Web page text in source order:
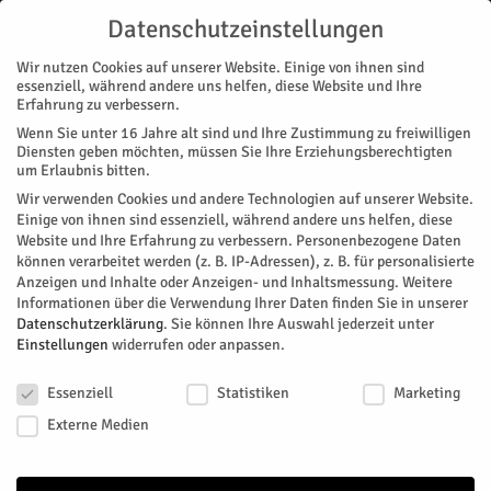
Start
« Alle Veranstaltungen
Diese Veranstaltung hat bereits stattgefunden.
Salingia-Cup 2026 in Barmen
Datenschutzeinstellungen
Wir nutzen Cookies auf unserer Website. Einige von ihnen sind
essenziell, während andere uns helfen, diese Website und Ihre
Erfahrung zu verbessern.
Wenn Sie unter 16 Jahre alt sind und Ihre Zustimmung zu freiwilligen
Diensten geben möchten, müssen Sie Ihre Erziehungsberechtigten
um Erlaubnis bitten.
Wir verwenden Cookies und andere Technologien auf unserer Website.
Einige von ihnen sind essenziell, während andere uns helfen, diese
Website und Ihre Erfahrung zu verbessern. Personenbezogene Daten
können verarbeitet werden (z. B. IP-Adressen), z. B. für personalisierte
Anzeigen und Inhalte oder Anzeigen- und Inhaltsmessung. Weitere
Informationen über die Verwendung Ihrer Daten finden Sie in unserer
Datenschutzerklärung. Sie können Ihre Auswahl jederzeit unter
Einstellungen widerrufen oder anpassen.
Essenziell
Statistiken
Marketing
Externe Medien